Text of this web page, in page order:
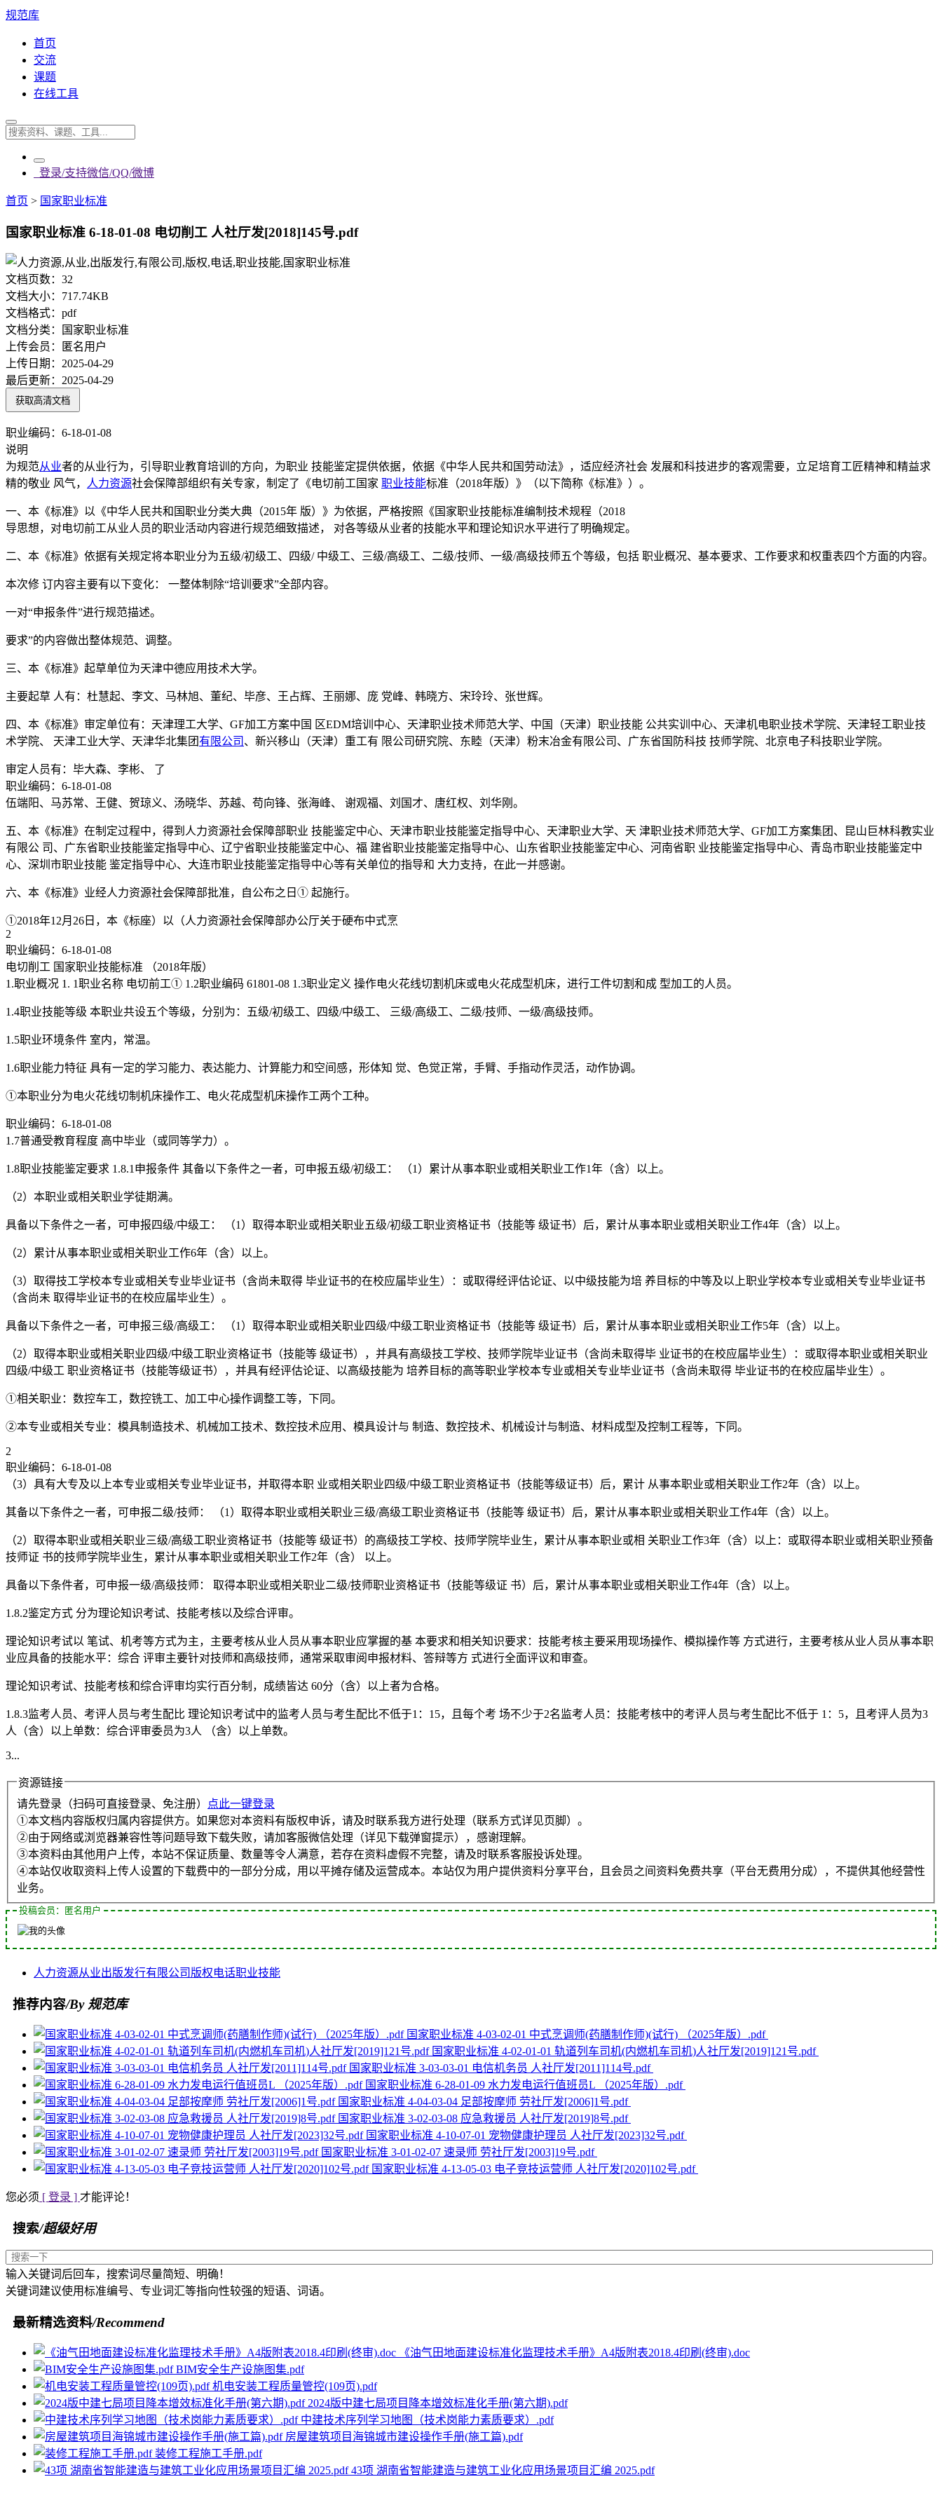
规范库
首页
交流
课题
在线工具
登录/支持微信/QQ/微博
首页 > 国家职业标准
国家职业标准 6-18-01-08 电切削工 人社厅发[2018]145号.pdf
文档页数： 32
文档大小： 717.74KB
文档格式： pdf
文档分类：
国家职业标准
上传会员：
匿名用户
上传日期： 2025-04-29
最后更新： 2025-04-29
获取高清文档
职业编码：6-18-01-08
说明
为规范从业者的从业行为，引导职业教育培训的方向，为职业 技能鉴定提供依据，依据《中华人民共和国劳动法》，适应经济社会 发展和科技进步的客观需要，立足培育工匠精神和精益求
精的敬业 风气， 人力资源社会保障部组织有关专家，制定了《电切前工国家 职业技能标准（2018年版）》（以下简称《标准》）。
一、本《标准》以《中华人民共和国职业分类大典（2015年 版）》为依据，严格按照《国家职业技能标准编制技术规程（2018
导思想，对电切前工从业人员的职业活动内容进行规范细致描述， 对各等级从业者的技能水平和理论知识水平进行了明确规定。
二、本《标准》依据有关规定将本职业分为五级/初级工、四级/ 中级工、三级/高级工、二级/技师、一级/高级技师五个等级，包括 职业概况、基本要求、工作要求和权重表四个方面的内容。
本次修 订内容主要有以下变化： 一整体制除“培训要求”全部内容。
一对“申报条件”进行规范描述。
要求”的内容做出整体规范、调整。
三、本《标准》起草单位为天津中德应用技术大学。
主要起草 人有：杜慧起、李文、马林旭、董纪、毕彦、王占辉、王丽娜、庞 党峰、韩晓方、宋玲玲、张世辉。
四、本《标准》审定单位有：天津理工大学、GF加工方案中国 区EDM培训中心、天津职业技术师范大学、中国（天津）职业技能 公共实训中心、天津机电职业技术学院、天津轻工职业技
术学院、 天津工业大学、天津华北集团有限公司 、新兴移山（天津）重工有 限公司研究院、东睦（天津）粉末冶金有限公司、广东省国防科技 技师学院、北京电子科技职业学院。
审定人员有：毕大森、李彬、 了
职业编码：6-18-01-08
伍端阳、马苏常、王健、贺琼义、汤晓华、苏越、苟向锋、张海峰、 谢观福、刘国才、唐红权、刘华刚。
五、本《标准》在制定过程中，得到人力资源社会保障部职业 技能鉴定中心、天津市职业技能鉴定指导中心、天津职业大学、天 津职业技术师范大学、GF加工方案集团、昆山巨林科教实业
有限公 司、广东省职业技能鉴定指导中心、辽宁省职业技能鉴定中心、福 建省职业技能鉴定指导中心、山东省职业技能鉴定中心、河南省职 业技能鉴定指导中心、青岛市职业技能鉴定中
心、深圳市职业技能 鉴定指导中心、大连市职业技能鉴定指导中心等有关单位的指导和 大力支持，在此一并感谢。
六、本《标准》业经人力资源社会保障部批准，自公布之日① 起施行。
①2018年12月26日，本《标座）以（人力资源社会保障部办公厅关于硬布中式烹
2
职业编码：6-18-01-08
电切削工 国家职业技能标准 （2018年版）
1.职业概况 1. 1职业名称 电切前工① 1.2职业编码 61801-08 1.3职业定义 操作电火花线切割机床或电火花成型机床，进行工件切割和成 型加工的人员。
1.4职业技能等级 本职业共设五个等级，分别为：五级/初级工、四级/中级工、 三级/高级工、二级/技师、一级/高级技师。
1.5职业环境条件 室内，常温。
1.6职业能力特征 具有一定的学习能力、表达能力、计算能力和空间感，形体知 觉、色觉正常，手臂、手指动作灵活，动作协调。
①本职业分为电火花线切制机床操作工、电火花成型机床操作工两个工种。
职业编码：6-18-01-08
1.7普通受教育程度 高中毕业（或同等学力）。
1.8职业技能鉴定要求 1.8.1申报条件 其备以下条件之一者，可申报五级/初级工： （1）累计从事本职业或相关职业工作1年（含）以上。
（2）本职业或相关职业学徒期满。
具备以下条件之一者，可申报四级/中级工： （1）取得本职业或相关职业五级/初级工职业资格证书（技能等 级证书）后，累计从事本职业或相关职业工作4年（含）以上。
（2）累计从事本职业或相关职业工作6年（含）以上。
（3）取得技工学校本专业或相关专业毕业证书（含尚未取得 毕业证书的在校应届毕业生）：或取得经评估论证、以中级技能为培 养目标的中等及以上职业学校本专业或相关专业毕业证书
（含尚未 取得毕业证书的在校应届毕业生）。
具备以下条件之一者，可申报三级/高级工： （1）取得本职业或相关职业四级/中级工职业资格证书（技能等 级证书）后，累计从事本职业或相关职业工作5年（含）以上。
（2）取得本职业或相关职业四级/中级工职业资格证书（技能等 级证书），并具有高级技工学校、技师学院毕业证书（含尚未取得毕 业证书的在校应届毕业生）：或取得本职业或相关职业
四级/中级工 职业资格证书（技能等级证书），并具有经评估论证、以高级技能为 培养目标的高等职业学校本专业或相关专业毕业证书（含尚未取得 毕业证书的在校应届毕业生）。
①相关职业：数控车工，数控铣工、加工中心操作调整工等，下同。
②本专业或相关专业：模具制造技术、机械加工技术、数控技术应用、模具设计与 制造、数控技术、机械设计与制造、材料成型及控制工程等，下同。
2
职业编码：6-18-01-08
（3）具有大专及以上本专业或相关专业毕业证书，并取得本职 业或相关职业四级/中级工职业资格证书（技能等级证书）后，累计 从事本职业或相关职业工作2年（含）以上。
其备以下条件之一者，可申报二级/技师： （1）取得本职业或相关职业三级/高级工职业资格证书（技能等 级证书）后，累计从事本职业或相关职业工作4年（含）以上。
（2）取得本职业或相关职业三级/高级工职业资格证书（技能等 级证书）的高级技工学校、技师学院毕业生，累计从事本职业或相 关职业工作3年（含）以上：或取得本职业或相关职业预备
技师证 书的技师学院毕业生，累计从事本职业或相关职业工作2年（含） 以上。
具备以下条件者，可申报一级/高级技师： 取得本职业或相关职业二级/技师职业资格证书（技能等级证 书）后，累计从事本职业或相关职业工作4年（含）以上。
1.8.2鉴定方式 分为理论知识考试、技能考核以及综合评审。
理论知识考试以 笔试、机考等方式为主，主要考核从业人员从事本职业应掌握的基 本要求和相关知识要求：技能考核主要采用现场操作、模拟操作等 方式进行，主要考核从业人员从事本职
业应具备的技能水平：综合 评审主要针对技师和高级技师，通常采取审阅申报材料、答辩等方 式进行全面评议和审查。
理论知识考试、技能考核和综合评审均实行百分制，成绩皆达 60分（含）以上者为合格。
1.8.3监考人员、考评人员与考生配比 理论知识考试中的监考人员与考生配比不低于1：15，且每个考 场不少于2名监考人员：技能考核中的考评人员与考生配比不低于 1：5，且考评人员为3
人（含）以上单数：综合评审委员为3人 （含）以上单数。
3...
资源链接
请先登录（扫码可直接登录、免注册）
点此一键登录
①本文档内容版权归属内容提供方。如果您对本资料有版权申诉，请及时联系我方进行处理（联系方式详见页脚）。
②由于网络或浏览器兼容性等问题导致下载失败，请加客服微信处理（详见下载弹窗提示），感谢理解。
③本资料由其他用户上传，本站不保证质量、数量等令人满意，若存在资料虚假不完整，请及时联系客服投诉处理。
④本站仅收取资料上传人设置的下载费中的一部分分成，用以平摊存储及运营成本。本站仅为用户提供资料分享平台，且会员之间资料免费共享（平台无费用分成），不提供其他经营性
业务。
投稿会员：匿名用户
人力资源从业出版发行有限公司 版权电话职业技能
推荐内容/By 规范库
国家职业标准 4-03-02-01 中式烹调师(药膳制作师)(试行) （2025年版）.pdf
国家职业标准 4-02-01-01 轨道列车司机(内燃机车司机)人社厅发[2019]121号.pdf
国家职业标准 3-03-03-01 电信机务员 人社厅发[2011]114号.pdf
国家职业标准 6-28-01-09 水力发电运行值班员L （2025年版）.pdf
国家职业标准 4-04-03-04 足部按摩师 劳社厅发[2006]1号.pdf
国家职业标准 3-02-03-08 应急救援员 人社厅发[2019]8号.pdf
国家职业标准 4-10-07-01 宠物健康护理员 人社厅发[2023]32号.pdf
国家职业标准 3-01-02-07 速录师 劳社厅发[2003]19号.pdf
国家职业标准 4-13-05-03 电子竞技运营师 人社厅发[2020]102号.pdf
您必须 [ 登录 ] 才能评论！
搜索/超级好用
输入关键词后回车，搜索词尽量简短、明确！
关键词建议使用标准编号、专业词汇等指向性较强的短语、词语。
最新精选资料/Recommend
《油气田地面建设标准化监理技术手册》A4版附表2018.4印刷(终审).doc
BIM安全生产设施图集.pdf
机电安装工程质量管控(109页).pdf
2024版中建七局项目降本增效标准化手册(第六期).pdf
中建技术序列学习地图（技术岗能力素质要求）.pdf
房屋建筑项目海锦城市建设操作手册(施工篇).pdf
装修工程施工手册.pdf
43项 湖南省智能建造与建筑工业化应用场景项目汇编 2025.pdf